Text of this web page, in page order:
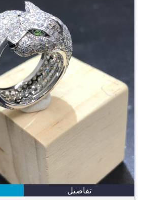
تفاصيل